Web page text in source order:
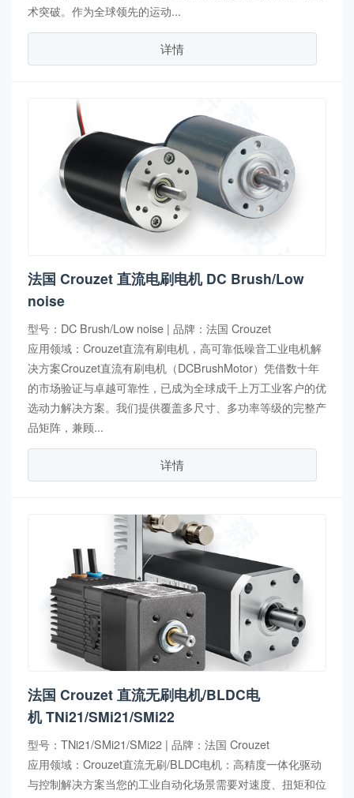
术突破。作为全球领先的运动...
详情
法国 Crouzet 直流电刷电机 DC Brush/Low
noise
型号：DC Brush/Low noise | 品牌：法国 Crouzet
应用领域：Crouzet直流有刷电机，高可靠低噪音工业电机解
决方案Crouzet直流有刷电机（DCBrushMotor）凭借数十年
的市场验证与卓越可靠性，已成为全球成千上万工业客户的优
选动力解决方案。我们提供覆盖多尺寸、多功率等级的完整产
品矩阵，兼顾...
详情
法国 Crouzet 直流无刷电机/BLDC电
机 TNi21/SMi21/SMi22
型号：TNi21/SMi21/SMi22 | 品牌：法国 Crouzet
应用领域：Crouzet直流无刷/BLDC电机：高精度一体化驱动
与控制解决方案当您的工业自动化场景需要对速度、扭矩和位